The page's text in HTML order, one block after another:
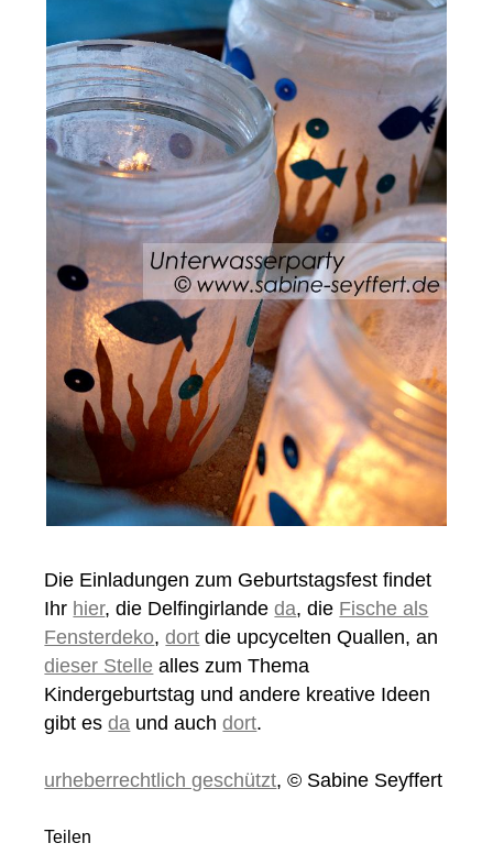
Die Einladungen zum Geburtstagsfest findet
Ihr hier, die Delfingirlandeda, die Fische als
Fensterdeko,dort die upcycelten Quallen, an
dieser Stelle alles zum Thema
Kindergeburtstag und andere kreative Ideen
gibt esda und auchdort.
urheberrechtlich geschützt, © Sabine Seyffert
Teilen